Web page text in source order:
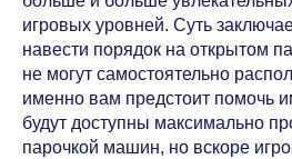
игровых уровней. Суть
навести порядок на открытом
не могут самостоятельно
именно вам предстоит помочь
будут доступны максимально
парочкой машин, но вскоре